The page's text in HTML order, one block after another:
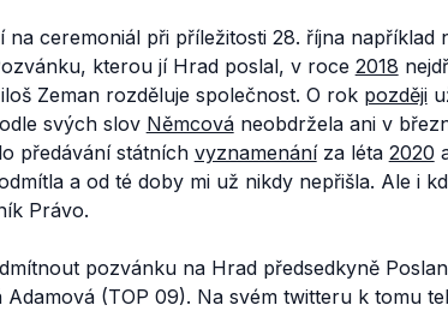
ceremoniál při příležitosti 28. října například
kterou jí Hrad poslal, v roce 2018
Zeman rozděluje společnost. O rok později
svých slov Němcováneobdržela ani v
předávání státních vyznamenáníza léta 2020
a od té doby mi už nikdy nepřišla. Ale i
Právo.
pozvánku na Hrad předsedkyně
(TOP 09). Na svém twitteru k tomu